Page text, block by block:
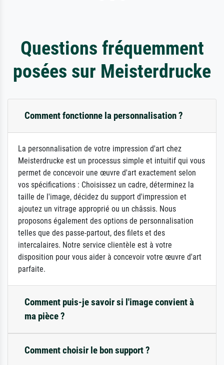
Questions fréquemment
posées sur Meisterdrucke
Comment fonctionne la personnalisation ?
La personnalisation de votre impression d'art chez
Meisterdrucke est un processus simple et intuitif qui vous
permet de concevoir une œuvre d'art exactement selon
vos spécifications : Choisissez un cadre, déterminez la
taille de l'image, décidez du support d'impression et
ajoutez un vitrage approprié ou un châssis. Nous
proposons également des options de personnalisation
telles que des passe-partout, des filets et des
intercalaires. Notre service clientèle est à votre
disposition pour vous aider à concevoir votre œuvre d'art
parfaite.
Comment puis-je savoir si l'image convient à
ma pièce ?
Comment choisir le bon support ?